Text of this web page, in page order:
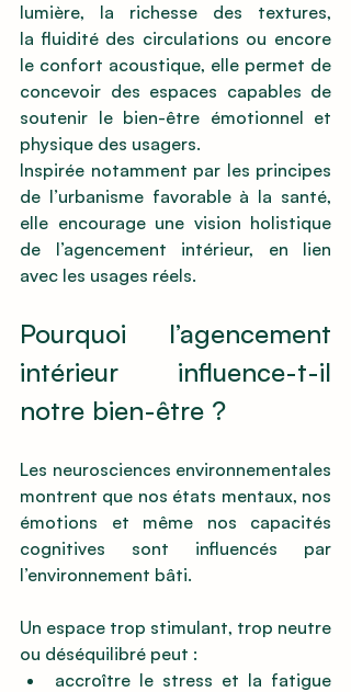
lumière, la richesse des textures,
la fluidité des circulations ou encore
le confort acoustique, elle permet de
concevoir des espaces capables de
soutenir le bien-être émotionnel et
physique des usagers.
Inspirée notamment par les principes
de l’urbanisme favorable à la santé,
elle encourage une vision holistique
de l’agencement intérieur, en lien
avec les usages réels.
Pourquoi l’agencement
intérieur influence-t-il
notre bien-être ?
Les neurosciences environnementales
montrent que nos états mentaux, nos
émotions et même nos capacités
cognitives sont influencés par
l’environnement bâti.
Un espace trop stimulant, trop neutre
ou déséquilibré peut :
accroître le stress et la fatigue